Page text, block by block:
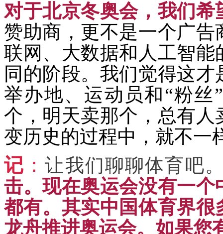
对于北京冬奥会，我们希
赞助商，更不是一个广
联网、大数据和人工智
同的阶段。我们觉得这
举办地、运动员和“粉
个，明天卖那个，总有
变历史的过程中，就不一
记 ：让我们聊聊体育吧
击。现在奥运会没有一
都有。其实中国体育界
龙舟推进奥运会。如果您